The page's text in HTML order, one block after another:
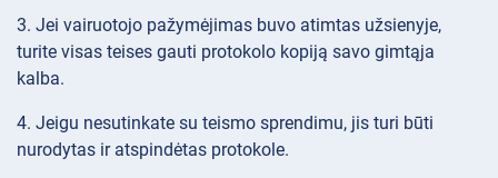
3. Jei vairuotojo pažymėjimas buvo atimtas užsienyje,
turite visas teises gauti protokolo kopiją savo gimtąja
kalba.
4. Jeigu nesutinkate su teismo sprendimu, jis turi būti
nurodytas ir atspindėtas protokole.